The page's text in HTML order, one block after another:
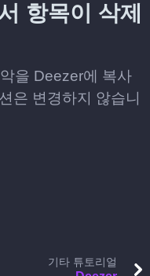
항목이 삭제
을 Deezer에 복사
은 변경하지 않습니
기타 튜토리얼